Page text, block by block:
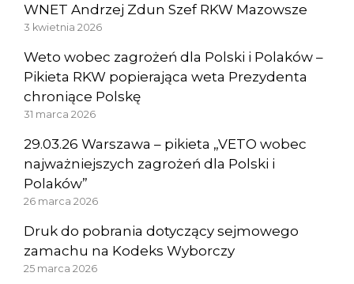
WNET Andrzej Zdun Szef RKW Mazowsze
3 kwietnia 2026
Weto wobec zagrożeń dla Polski i Polaków –
Pikieta RKW popierająca weta Prezydenta
chroniące Polskę
31 marca 2026
29.03.26 Warszawa – pikieta „VETO wobec
najważniejszych zagrożeń dla Polski i
Polaków”
26 marca 2026
Druk do pobrania dotyczący sejmowego
zamachu na Kodeks Wyborczy
25 marca 2026